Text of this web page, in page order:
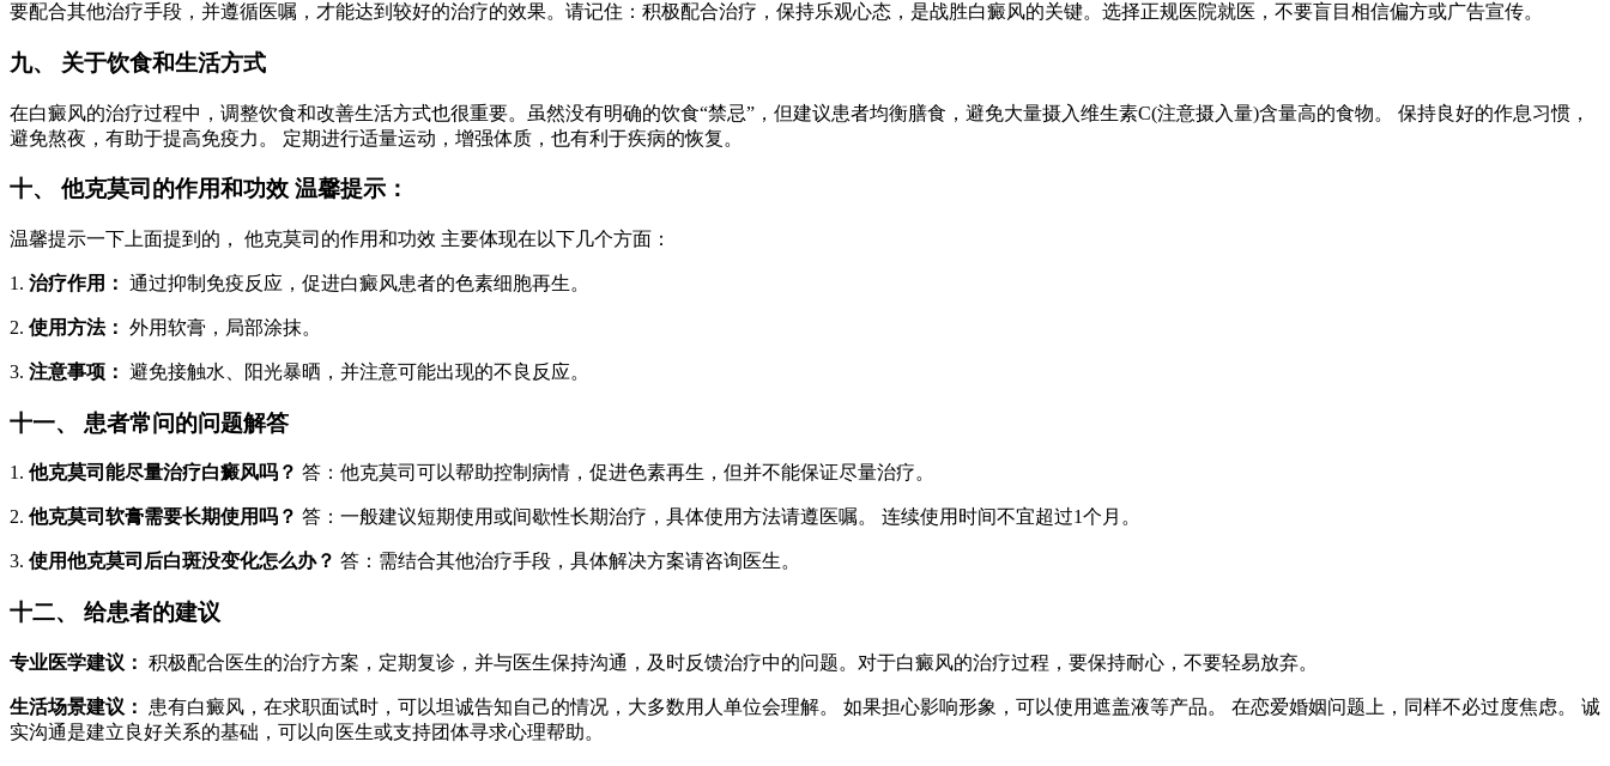
要配合其他治疗手段，并遵循医嘱，才能达到较好的治疗的效果。请记住：积极配合治疗，保持乐观心态，是战胜白癜风的关键。选择正规医院就医，不要盲目相信偏方或广告宣传。
九、 关于饮食和生活方式
在白癜风的治疗过程中，调整饮食和改善生活方式也很重要。虽然没有明确的饮食“禁忌”，但建议患者均衡膳食，避免大量摄入维生素C(注意摄入量)含量高的食物。 保持良好的作息习惯，
避免熬夜，有助于提高免疫力。 定期进行适量运动，增强体质，也有利于疾病的恢复。
十、 他克莫司的作用和功效 温馨提示：
温馨提示一下上面提到的， 他克莫司的作用和功效 主要体现在以下几个方面：
1. 治疗作用： 通过抑制免疫反应，促进白癜风患者的色素细胞再生。
2. 使用方法： 外用软膏，局部涂抹。
3. 注意事项： 避免接触水、阳光暴晒，并注意可能出现的不良反应。
十一、 患者常问的问题解答
1. 他克莫司能尽量治疗白癜风吗？ 答：他克莫司可以帮助控制病情，促进色素再生，但并不能保证尽量治疗。
2. 他克莫司软膏需要长期使用吗？ 答：一般建议短期使用或间歇性长期治疗，具体使用方法请遵医嘱。 连续使用时间不宜超过1个月。
3. 使用他克莫司后白斑没变化怎么办？ 答：需结合其他治疗手段，具体解决方案请咨询医生。
十二、 给患者的建议
专业医学建议： 积极配合医生的治疗方案，定期复诊，并与医生保持沟通，及时反馈治疗中的问题。对于白癜风的治疗过程，要保持耐心，不要轻易放弃。
生活场景建议：
患有白癜风，在求职面试时，可以坦诚告知自己的情况，大多数用人单位会理解。 如果担心影响形象，可以使用遮盖液等产品。 在恋爱婚姻问题上，同样不必过度焦虑。 诚
实沟通是建立良好关系的基础，可以向医生或支持团体寻求心理帮助。